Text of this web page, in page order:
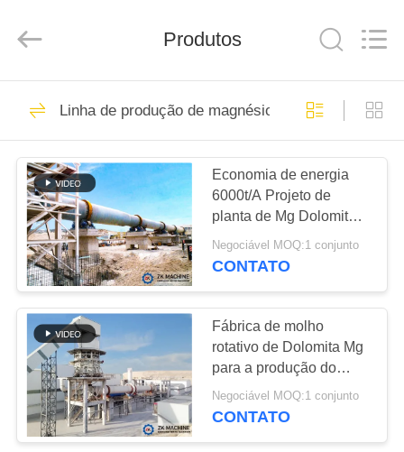
CASA
PRODUTOS
VÍDEOS
MOSTRA
DE
VR
SOBRE
NÓS
CO.Ltd.
Linha de produção
de LECA
Linha de produção
ativa do cal
57
Produtos
Linha de produção de magnésio
Economia de energia
6000t/A Projeto de
planta de Mg Dolomite
Processo de calcinação
Baixo consumo
Negociável MOQ:1 conjunto
CONTATO
Fábrica de molho
rotativo de Dolomita Mg
para a produção do
processo Pidgeon
Negociável MOQ:1 conjunto
CONTATO